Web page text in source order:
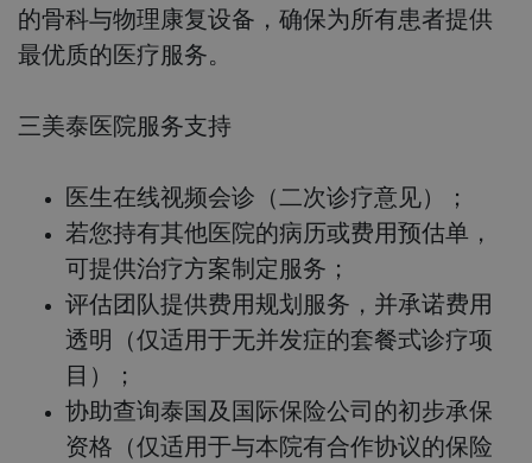
的骨科与物理康复设备，确保为所有患者提供
最优质的医疗服务。
三美泰医院服务支持
医生在线视频会诊（二次诊疗意见）；
若您持有其他医院的病历或费用预估单，
可提供治疗方案制定服务；
评估团队提供费用规划服务，并承诺费用
透明（仅适用于无并发症的套餐式诊疗项
目）；
协助查询泰国及国际保险公司的初步承保
资格（仅适用于与本院有合作协议的保险